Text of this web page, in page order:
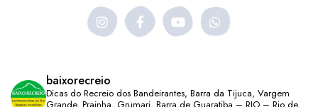
baixorecreio
Dicas do Recreio dos Bandeirantes, Barra da Tijuca, Vargem